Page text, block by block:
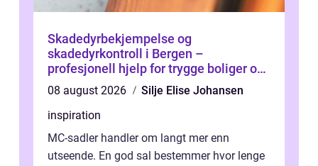
Skadedyrbekjempelse og
skadedyrkontroll i Bergen –
profesjonell hjelp for trygge boliger og
bygg
08 august 2026
Silje Elise Johansen
inspiration
MC-sadler handler om langt mer enn
utseende. En god sal bestemmer hvor lenge